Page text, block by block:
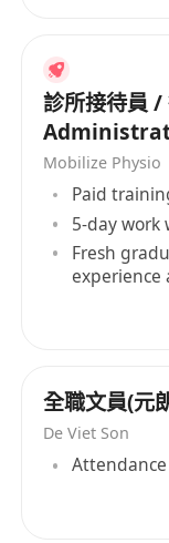
工作要求
具備本科或
共事務或相
份者優先考
至少五年以
本地辦公法
國企業或快
具備倉儲管
具備良好的
撰寫公函、
要工作語言
具備高度責
診所接待員
Mobilize Physio
Paid
5-day work
Fresh
experience
全職文員(元
De Viet Son